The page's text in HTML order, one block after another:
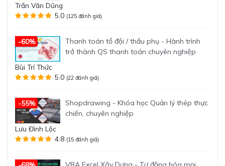
Trần Văn Dũng
5.0 (125 đánh giá)
-60%
Thanh toán tổ đội / thầu phụ - Hành trình
trở thành QS thanh toán chuyên nghiệp
Bùi Trí Thức
5.0 (22 đánh giá)
-55%
Shopdrawing - Khóa học Quản lý thép thực
chiến, chuyên nghiệp
Lưu Đình Lộc
4.8 (15 đánh giá)